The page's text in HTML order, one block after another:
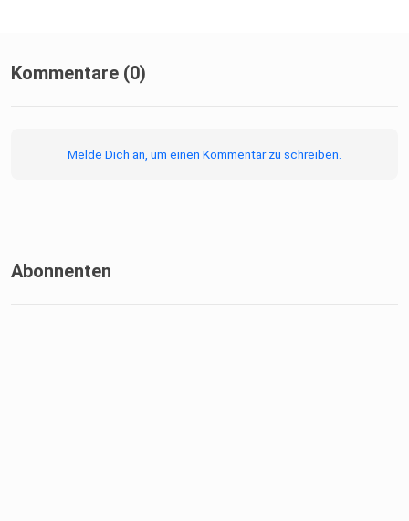
Kommentare (0)
Melde Dich an, um einen Kommentar zu schreiben.
Abonnenten